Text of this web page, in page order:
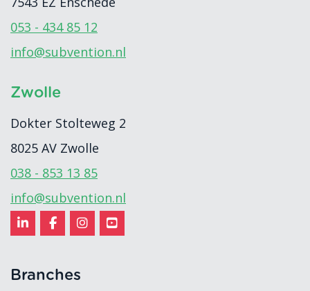
053 - 434 85 12
info@subvention.nl
Zwolle
Dokter Stolteweg 2
8025 AV Zwolle
038 - 853 13 85
info@subvention.nl
Branches